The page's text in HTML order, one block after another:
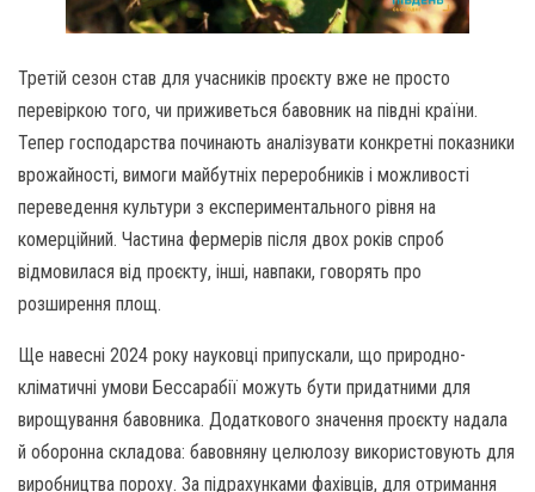
Третій сезон став для учасників проєкту вже не просто
перевіркою того, чи приживеться бавовник на півдні країни.
Тепер господарства починають аналізувати конкретні показники
врожайності, вимоги майбутніх переробників і можливості
переведення культури з експериментального рівня на
комерційний. Частина фермерів після двох років спроб
відмовилася від проєкту, інші, навпаки, говорять про
розширення площ.
Ще навесні 2024 року науковці припускали, що природно-
кліматичні умови Бессарабії можуть бути придатними для
вирощування бавовника. Додаткового значення проєкту надала
й оборонна складова: бавовняну целюлозу використовують для
виробництва пороху. За підрахунками фахівців, для отримання